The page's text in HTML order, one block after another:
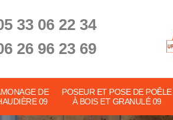
33 06 22 34
26 96 23 69
DE
09
POSEUR ET POSE DE POÊLE
À BOIS ET GRANULÉ 09